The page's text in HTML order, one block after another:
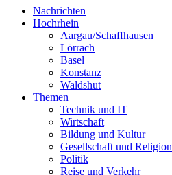
Nachrichten
Hochrhein
Aargau/Schaffhausen
Lörrach
Basel
Konstanz
Waldshut
Themen
Technik und IT
Wirtschaft
Bildung und Kultur
Gesellschaft und Religion
Politik
Reise und Verkehr